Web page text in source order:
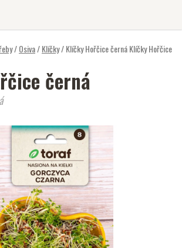
/Osiva/Klíčky/Klíčky Hořčice černáKlíčky Hořčice
černá